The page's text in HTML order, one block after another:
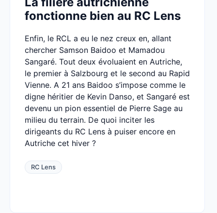
fonctionne bien au RC Lens
Enfin, le RCL a eu le nez creux en, allant
chercher Samson Baidoo et Mamadou
Sangaré. Tout deux évoluaient en Autriche,
le premier à Salzbourg et le second au Rapid
Vienne. A 21 ans Baidoo s’impose comme le
digne héritier de Kevin Danso, et Sangaré est
devenu un pion essentiel de Pierre Sage au
milieu du terrain. De quoi inciter les
dirigeants du RC Lens à puiser encore en
Autriche cet hiver ?
RC Lens